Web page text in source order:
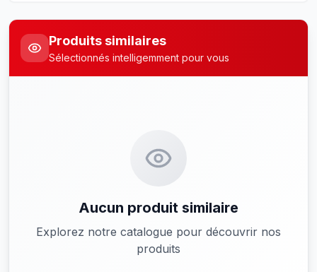
Produits similaires
Sélectionnés intelligemment pour vous
Aucun produit similaire
Explorez notre catalogue pour découvrir nos
produits